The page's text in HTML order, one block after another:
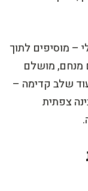
– מוסיפים לתוך
מנחם, מושלם
שלב קדימה –
צפתית